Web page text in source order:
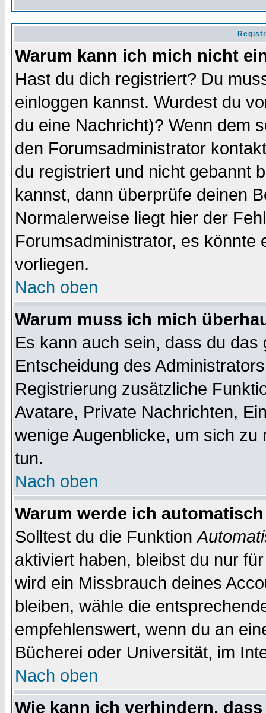
Warum kann ich mich nicht
Hast du dich registriert? Du
einloggen kannst. Wurdest du
du eine Nachricht)? Wenn dem
den Forumsadministrator
du registriert und nicht gebannt
kannst, dann überprüfe deinen
Normalerweise liegt hier der
Forumsadministrator, es könnte
vorliegen.
Nach oben
Warum muss ich mich
Es kann auch sein, dass du
Entscheidung des
Registrierung zusätzliche
Avatare, Private Nachrichten,
wenige Augenblicke, um sich
tun.
Nach oben
Warum werde ich
Solltest du die Funktion
aktiviert haben, bleibst du nur
wird ein Missbrauch deines
bleiben, wähle die
empfehlenswert, wenn du an
Bücherei oder Universität, im
Nach oben
Wie kann ich verhindern,